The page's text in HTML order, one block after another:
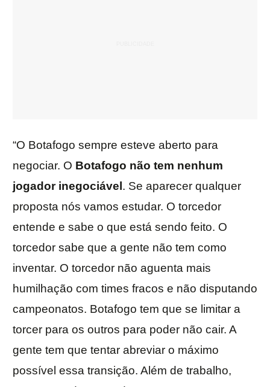
“O Botafogo sempre esteve aberto para
negociar. O Botafogo não tem nenhum
jogador inegociável . Se aparecer qualquer
proposta nós vamos estudar. O torcedor
entende e sabe o que está sendo feito. O
torcedor sabe que a gente não tem como
inventar. O torcedor não aguenta mais
humilhação com times fracos e não disputando
campeonatos. Botafogo tem que se limitar a
torcer para os outros para poder não cair. A
gente tem que tentar abreviar o máximo
possível essa transição. Além de trabalho,